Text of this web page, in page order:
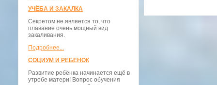
УЧЁБА И ЗАКАЛКА
Секретом не является то, что
плавание очень мощный вид
закаливания.
Подробнее...
СОЦИУМ И РЕБЁНОК
Развитие ребёнка начинается ещё в
утробе матери! Вопрос обучения